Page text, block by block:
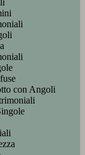
con Angoli